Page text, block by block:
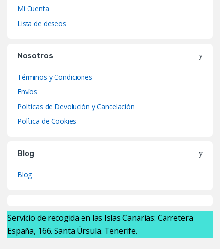
Mi Cuenta
Lista de deseos
Nosotros
Términos y Condiciones
Envíos
Políticas de Devolución y Cancelación
Política de Cookies
Blog
Blog
Servicio de recogida en las Islas Canarias: Carretera
España, 166. Santa Úrsula. Tenerife.